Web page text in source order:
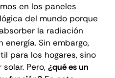
en los paneles
del mundo porque
la radiación
Sin embargo,
para los hogares, sino
Pero, ¿qué es un